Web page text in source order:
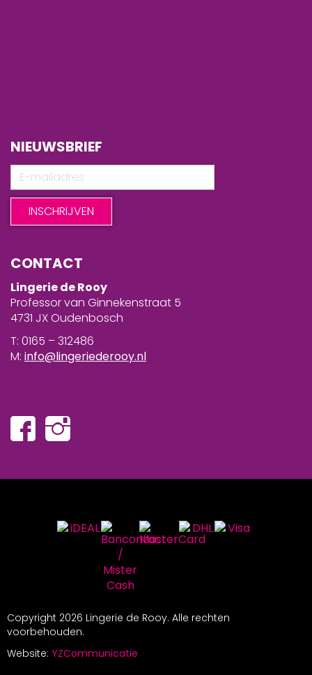
NIEUWSBRIEF
CONTACT
Lingerie de Rooy
Professor van Ginnekenstraat 5
4731 JX Oudenbosch
T: 0165 – 312486
M: info@lingeriederooy.nl
Copyright 2026 Lingerie de Rooy. Alle rechten
voorbehouden.
Website: YZCommunicatie